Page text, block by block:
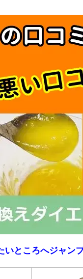
いところへジャン